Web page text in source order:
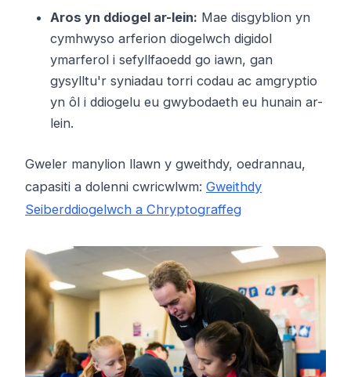
Aros yn ddiogel ar-lein: Mae disgyblion yn
cymhwyso arferion diogelwch digidol
ymarferol i sefyllfaoedd go iawn, gan
gysylltu'r syniadau torri codau ac amgryptio
yn ôl i ddiogelu eu gwybodaeth eu hunain ar-
lein.
Gweler manylion llawn y gweithdy, oedrannau,
capasiti a dolenni cwricwlwm: Gweithdy
Seiberddiogelwch a Chryptograffeg